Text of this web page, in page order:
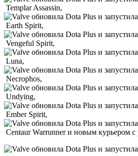
Templar Assassin,
Earth Spirit,
Vengeful Spirit,
Luna,
Necrophos,
Undying,
Ember Spirit,
Centaur Warrunner и новым курьером